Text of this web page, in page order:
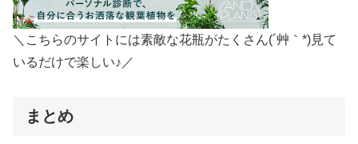
＼こちらのサイトには素敵な花瓶がたくさん(´艸｀*)見て
いるだけで楽しい♪／
まとめ